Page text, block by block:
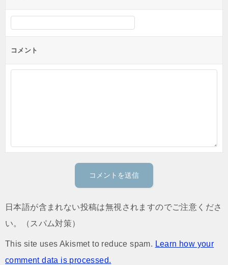
コメント
日本語が含まれない投稿は無視されますのでご注意くださ
い。（スパム対策）
This site uses Akismet to reduce spam. Learn how your
comment data is processed.